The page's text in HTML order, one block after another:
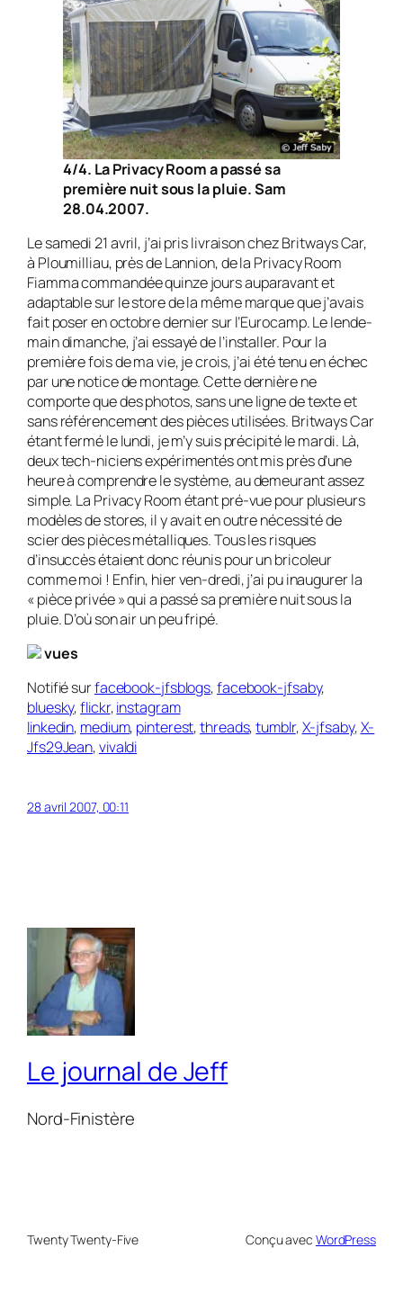
4/4. La Privacy Room a passé sa
première nuit sous la pluie. Sam
28.04.2007.
Le samedi 21 avril, j’ai pris livraison chez Britways Car,
à Ploumilliau, près de Lannion, de la Privacy Room
Fiamma commandée quinze jours auparavant et
adaptable sur le store de la même marque que j’avais
fait poser en octobre dernier sur l’Eurocamp. Le lende-
main dimanche, j’ai essayé de l’installer. Pour la
première fois de ma vie, je crois, j’ai été tenu en échec
par une notice de montage. Cette dernière ne
comporte que des photos, sans une ligne de texte et
sans référencement des pièces utilisées. Britways Car
étant fermé le lundi, je m’y suis précipité le mardi. Là,
deux tech-niciens expérimentés ont mis près d’une
heure à comprendre le système, au demeurant assez
simple. La Privacy Room étant pré-vue pour plusieurs
modèles de stores, il y avait en outre nécessité de
scier des pièces métalliques. Tous les risques
d’insuccès étaient donc réunis pour un bricoleur
comme moi ! Enfin, hier ven-dredi, j’ai pu inaugurer la
« pièce privée » qui a passé sa première nuit sous la
pluie. D’où son air un peu fripé.
vues
Notifié surfacebook-jfsblogs,facebook-jfsaby,
bluesky,flickr,instagram
linkedin, medium, pinterest,threads,tumblr,X-jfsaby,X-
Jfs29Jean,vivaldi
28 avril 2007, 00:11
Le journal de Jeff
Nord-Finistère
Twenty Twenty-Five Conçu avec WordPress